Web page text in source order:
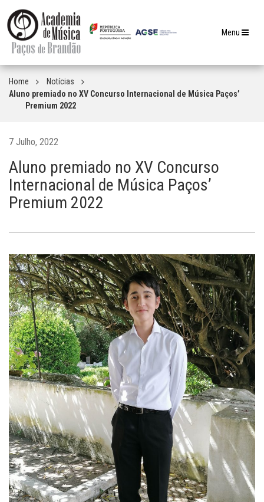
Toggle
Menu
Home
Notícias
Aluno premiado no XV Concurso Internacional de Música Paços’
Premium 2022
7 Julho, 2022
Aluno premiado no XV Concurso
Internacional de Música Paços’
Premium 2022